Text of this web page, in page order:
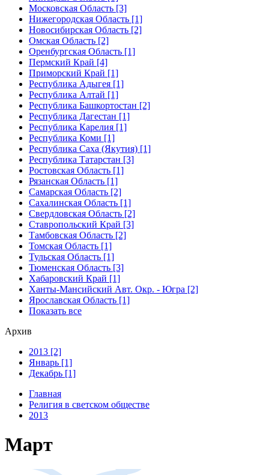
Московская Область [3]
Нижегородская Область [1]
Новосибирская Область [2]
Омская Область [2]
Оренбургская Область [1]
Пермский Край [4]
Приморский Край [1]
Республика Адыгея [1]
Республика Алтай [1]
Республика Башкортостан [2]
Республика Дагестан [1]
Республика Карелия [1]
Республика Коми [1]
Республика Саха (Якутия) [1]
Республика Татарстан [3]
Ростовская Область [1]
Рязанская Область [1]
Самарская Область [2]
Сахалинская Область [1]
Свердловская Область [2]
Ставропольский Край [3]
Тамбовская Область [2]
Томская Область [1]
Тульская Область [1]
Тюменская Область [3]
Хабаровский Край [1]
Ханты-Мансийский Авт. Окр. - Югра [2]
Ярославская Область [1]
Показать все
Архив
2013 [2]
Январь [1]
Декабрь [1]
Главная
Религия в светском обществе
2013
Март